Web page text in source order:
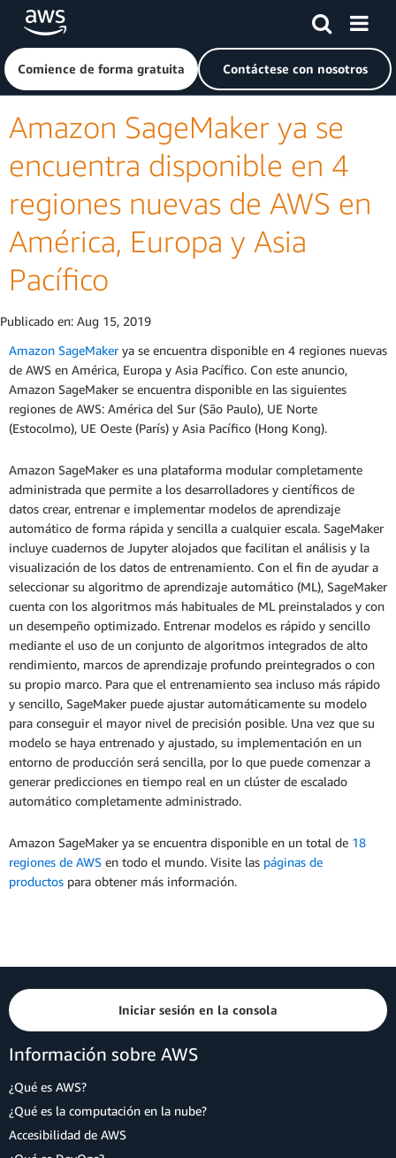
Saltar al contenido principal
Haga clic aquí para volver a la página de inicio de Amazon
Comience de forma gratuita Contáctese con nosotros
Amazon SageMaker ya se
encuentra disponible en 4
regiones nuevas de AWS en
América, Europa y Asia
Pacífico
Publicado en: Aug 15, 2019
Amazon SageMakerya se encuentra disponible en 4 regiones nuevas
de AWS en América, Europa y Asia Pacífico. Con este anuncio,
Amazon SageMaker se encuentra disponible en las siguientes
regiones de AWS: América del Sur (São Paulo), UE Norte
(Estocolmo), UE Oeste (París) y Asia Pacífico (Hong Kong).
Amazon SageMaker es una plataforma modular completamente
administrada que permite a los desarrolladores y científicos de
datos crear, entrenar e implementar modelos de aprendizaje
automático de forma rápida y sencilla a cualquier escala. SageMaker
incluye cuadernos de Jupyter alojados que facilitan el análisis y la
visualización de los datos de entrenamiento. Con el fin de ayudar a
seleccionar su algoritmo de aprendizaje automático (ML), SageMaker
cuenta con los algoritmos más habituales de ML preinstalados y con
un desempeño optimizado. Entrenar modelos es rápido y sencillo
mediante el uso de un conjunto de algoritmos integrados de alto
rendimiento, marcos de aprendizaje profundo preintegrados o con
su propio marco. Para que el entrenamiento sea incluso más rápido
y sencillo, SageMaker puede ajustar automáticamente su modelo
para conseguir el mayor nivel de precisión posible. Una vez que su
modelo se haya entrenado y ajustado, su implementación en un
entorno de producción será sencilla, por lo que puede comenzar a
generar predicciones en tiempo real en un clúster de escalado
automático completamente administrado.
Amazon SageMaker ya se encuentra disponible en un total de 18
regiones de AWS en todo el mundo. Visite las páginas de
productos para obtener más información.
Iniciar sesión en la consola
Información sobre AWS
¿Qué es AWS?
¿Qué es la computación en la nube?
Accesibilidad de AWS